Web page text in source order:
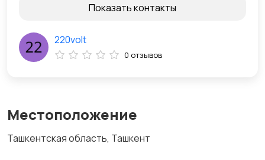
Местоположение
Ташкентская область, Ташкент
Показать контакты
220volt
0 отзывов